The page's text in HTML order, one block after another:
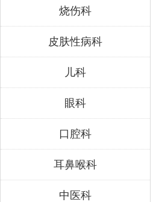
烧伤科
皮肤性病科
儿科
眼科
口腔科
耳鼻喉科
中医科